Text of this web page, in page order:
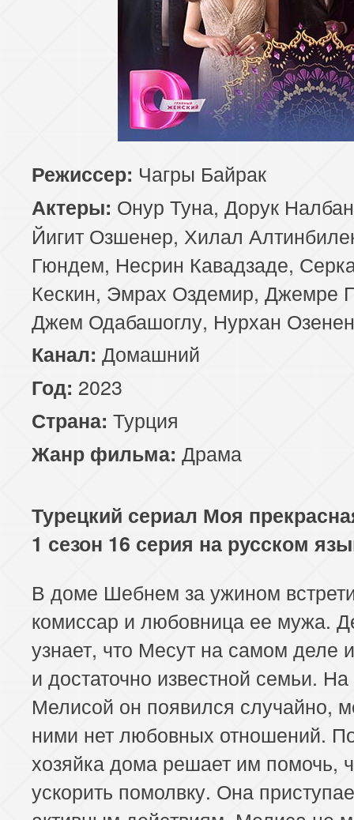
74 серия
75 серия
78 серия
79 серия
82 серия
83 серия
86 серия
87 серия
90 серия
93 серия
94 серия
95 серия
97 серия
Режиссер: Чагры Байрак
Актеры: Онур Туна, Дорук
Йигит Озшенер, Хилал
Гюндем, Несрин Кавадзаде,
Кескин, Эмрах Оздемир, Джемре
Джем Одабашоглу, Нурхан Озенен
Канал: Домашний
Год: 2023
Страна: Турция
Жанр фильма: Драма
Турецкий сериал Моя
1 сезон 16 серия на русском
В доме Шебнем за ужином
комиссар и любовница ее мужа.
узнает, что Месут на самом деле
и достаточно известной семьи.
Мелисой он появился случайно,
ними нет любовных отношений.
хозяйка дома решает им помочь,
ускорить помолвку. Она